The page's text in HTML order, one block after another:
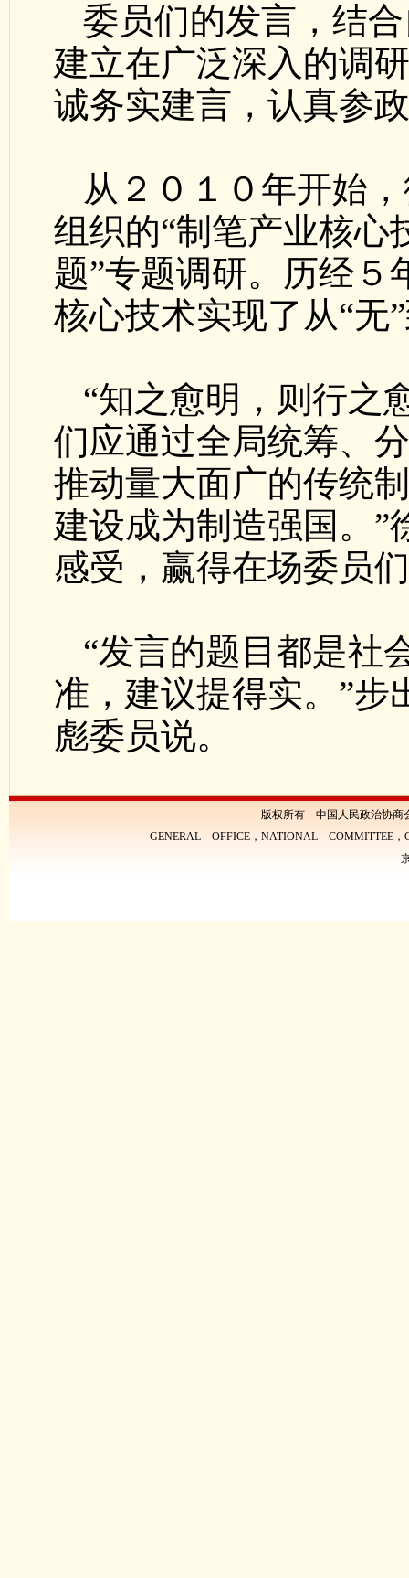
委员们的发言，结
建立在广泛深入的调
诚务实建言，认真参
从２０１０年开始
组织的“制笔产业核心
题”专题调研。历经５
核心技术实现了从“无
“知之愈明，则行之
们应通过全局统筹、
推动量大面广的传统
建设成为制造强国。”
感受，赢得在场委员
“发言的题目都是社
准，建议提得实。”步
彪委员说。
版权所有 中国人民政治协商
GENERAL OFFICE，NATIONAL COMMITTEE，